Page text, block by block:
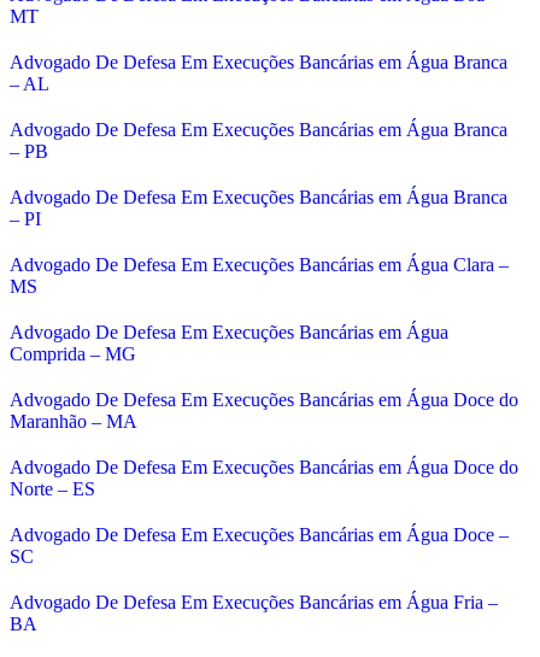
MT
Advogado De Defesa Em Execuções Bancárias em Água Branca
– AL
Advogado De Defesa Em Execuções Bancárias em Água Branca
– PB
Advogado De Defesa Em Execuções Bancárias em Água Branca
– PI
Advogado De Defesa Em Execuções Bancárias em Água Clara –
MS
Advogado De Defesa Em Execuções Bancárias em Água
Comprida – MG
Advogado De Defesa Em Execuções Bancárias em Água Doce do
Maranhão – MA
Advogado De Defesa Em Execuções Bancárias em Água Doce do
Norte – ES
Advogado De Defesa Em Execuções Bancárias em Água Doce –
SC
Advogado De Defesa Em Execuções Bancárias em Água Fria –
BA